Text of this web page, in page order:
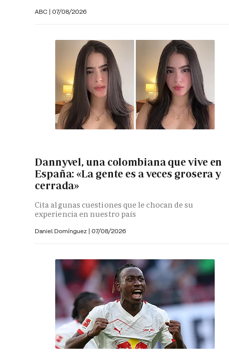
ABC | 07/08/2026
Dannyvel, una colombiana que vive en
España: «La gente es a veces grosera y
cerrada»
Cita algunas cuestiones que le chocan de su
experiencia en nuestro país
Daniel Domínguez | 07/08/2026